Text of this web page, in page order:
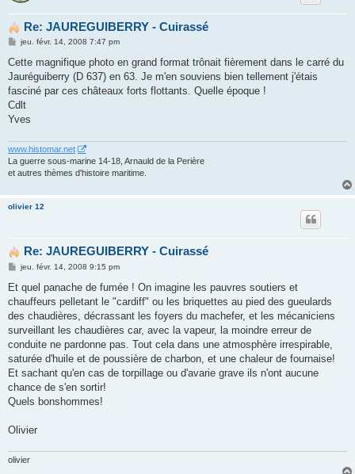
Re: JAUREGUIBERRY - Cuirassé
M
s
a
g
jeu. févr. 14, 2008 7:47 pm
Cette magnifique photo en grand format trônait fièrement dans le carré du
Jauréguiberry (D 637) en 63. Je m'en souviens bien tellement j'étais
fasciné par ces châteaux forts flottants. Quelle époque !
Cdlt
Yves
www.histomar.net
La guerre sous-marine 14-18, Arnauld de la Perière
et autres thèmes d'histoire maritime.
olivier 12
Re: JAUREGUIBERRY - Cuirassé
M
s
a
g
jeu. févr. 14, 2008 9:15 pm
Et quel panache de fumée ! On imagine les pauvres soutiers et
chauffeurs pelletant le "cardiff" ou les briquettes au pied des gueulards
des chaudières, décrassant les foyers du machefer, et les mécaniciens
surveillant les chaudières car, avec la vapeur, la moindre erreur de
conduite ne pardonne pas. Tout cela dans une atmosphère irrespirable,
saturée d'huile et de poussière de charbon, et une chaleur de fournaise!
Et sachant qu'en cas de torpillage ou d'avarie grave ils n'ont aucune
chance de s'en sortir!
Quels bonshommes!
Olivier
olivier